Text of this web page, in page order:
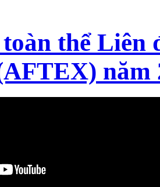
thể Liên
năm